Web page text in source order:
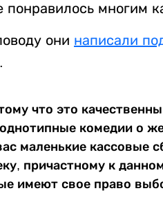
многим
они написали
что это
комедии о
маленькие кассовые
причастному к
имеют свое право